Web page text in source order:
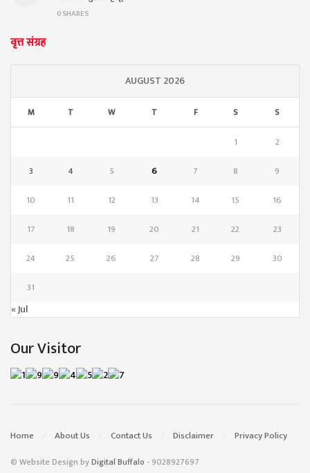
0 SHARES
वृत्त संग्रह
AUGUST 2026
M T W T F S S
1
2
3
4 5 6 7 8
9
10
11 12 13 14 15
16
17
18 19 20 21 22
23
24
25 26 27 28 29
30
31
« Jul
Our Visitor
Home About Us Contact Us Disclaimer Privacy Policy
© Website Design byDigital Buffalo - 9028927697